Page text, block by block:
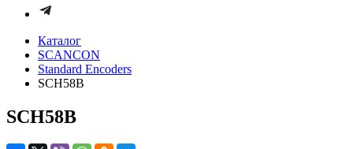
Каталог
SCANCON
Standard Encoders
SCH58B
SCH58B